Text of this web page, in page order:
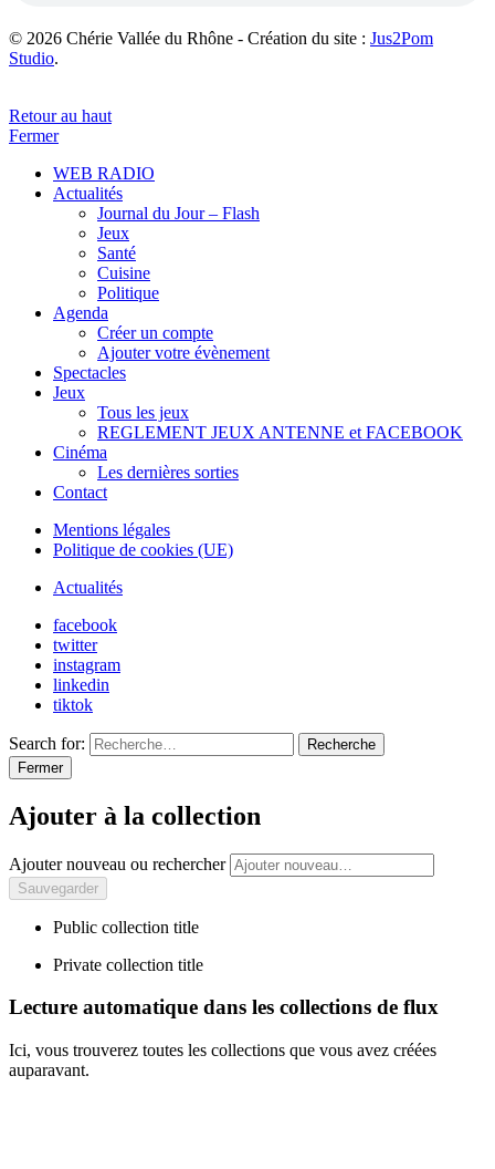
© 2026 Chérie Vallée du Rhône - Création du site : Jus2Pom
Studio.
Retour au haut
Fermer
WEB RADIO
Actualités
Journal du Jour – Flash
Jeux
Santé
Cuisine
Politique
Agenda
Créer un compte
Ajouter votre évènement
Spectacles
Jeux
Tous les jeux
REGLEMENT JEUX ANTENNE et FACEBOOK
Cinéma
Les dernières sorties
Contact
Mentions légales
Politique de cookies (UE)
Actualités
facebook
twitter
instagram
linkedin
tiktok
Search for:
Recherche
Fermer
Ajouter à la collection
Ajouter nouveau ou rechercher
Public collection title
Private collection title
Lecture automatique dans les collections de flux
Ici, vous trouverez toutes les collections que vous avez créées
auparavant.